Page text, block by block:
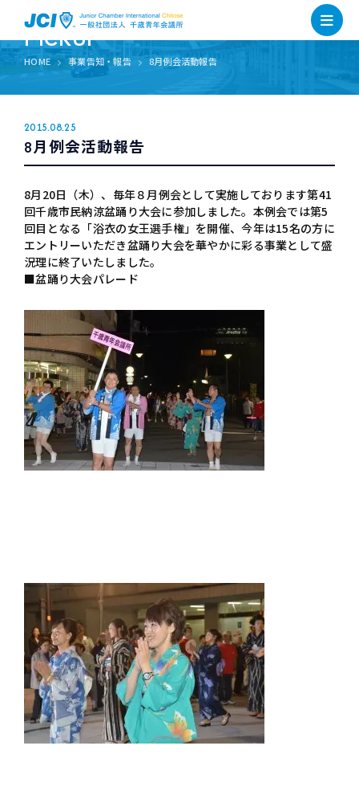
PICKUP
HOME 事業告知・報告 8月例会活動報告
2015.08.25
8月例会活動報告
8月20日（木）、毎年８月例会として実施しております第41
回千歳市民納涼盆踊り大会に参加しました。本例会では第5
回目となる「浴衣の女王選手権」を開催、今年は15名の方に
エントリーいただき盆踊り大会を華やかに彩る事業として盛
況理に終了いたしました。
■盆踊り大会パレード